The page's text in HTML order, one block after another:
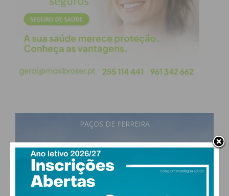
PAÇOS DE FERREIRA
21°
scattered clouds
vento: 1m/s ONO
MAX 21 • MIN 21